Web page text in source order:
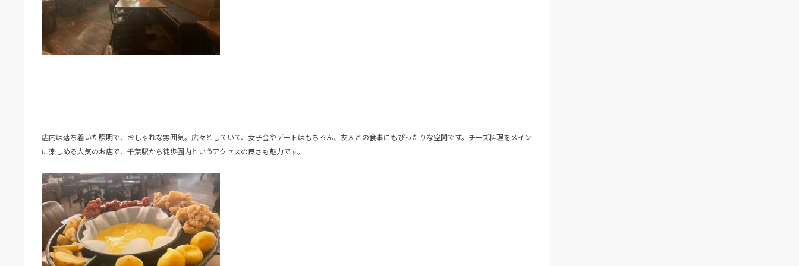
店内は落ち着いた照明で、おしゃれな雰囲気。広々としていて、女子会やデートはもちろん、友人との食事にもぴったりな空間です。チーズ料理をメイン
に楽しめる人気のお店で、千葉駅から徒歩圏内というアクセスの良さも魅力です。